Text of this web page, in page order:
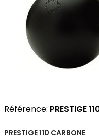
Référence: PRESTIGE
PRESTIGE 110 CARBONE